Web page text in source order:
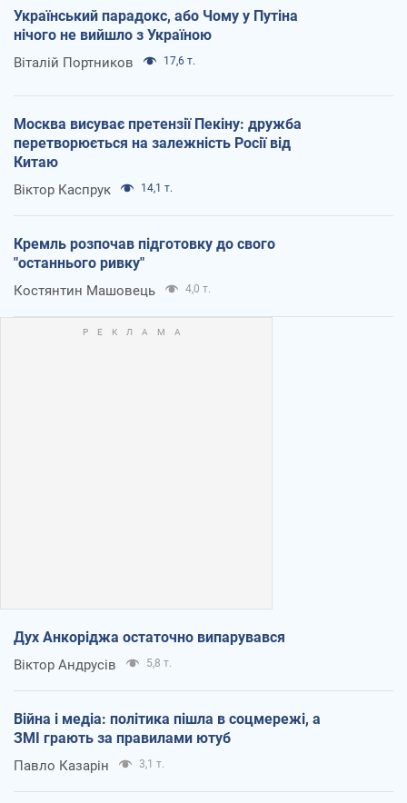
Український парадокс, або Чому у Путіна
нічого не вийшло з Україною
Віталій Портников 17,6 т.
Москва висуває претензії Пекіну: дружба
перетворюється на залежність Росії від
Китаю
Віктор Каспрук 14,1 т.
Кремль розпочав підготовку до свого
"останнього ривку"
Костянтин Машовець 4,0 т.
Дух Анкоріджа остаточно випарувався
Віктор Андрусів 5,8 т.
Війна і медіа: політика пішла в соцмережі, а
ЗМІ грають за правилами ютуб
Павло Казарін 3,1 т.